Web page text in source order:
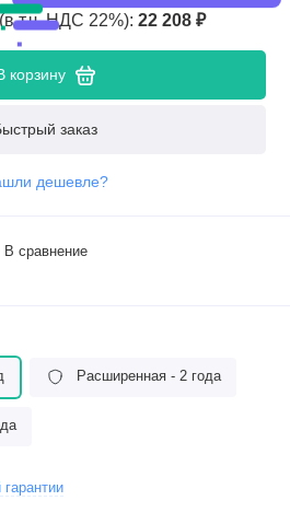
т.ч. НДС 22%): 22 208 ₽
корзину
заказ
дешевле?
В сравнение
Расширенная - 2 года